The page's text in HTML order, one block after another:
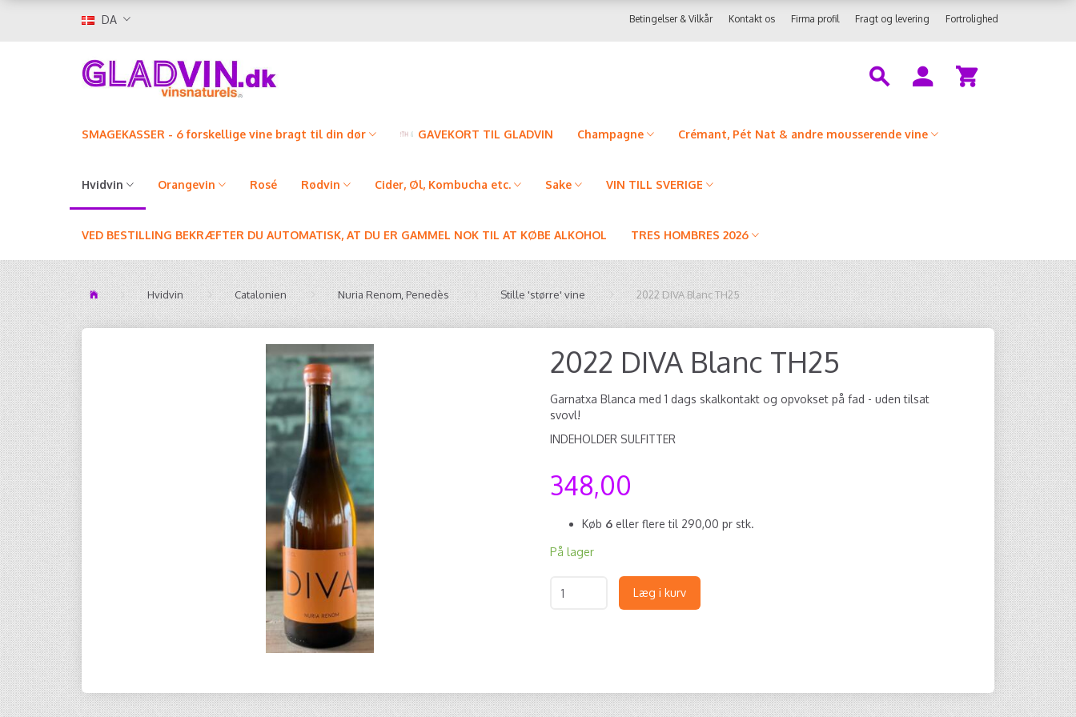
DA Fortrolighed
Fragt og levering
Firma profil
Kontakt os
Betingelser & Vilkår
SMAGEKASSER - 6 forskellige vine bragt til din dør GAVEKORT TIL GLADVIN Champagne Crémant, Pét Nat & andre mousserende vine
Hvidvin Orangevin Rosé Rødvin Cider, Øl, Kombucha etc. Sake VIN TILL SVERIGE
VED BESTILLING BEKRÆFTER DU AUTOMATISK, AT DU ER GAMMEL NOK TIL AT KØBE ALKOHOL TRES HOMBRES 2026
Hvidvin Catalonien Nuria Renom, Penedès Stille 'større' vine 2022 DIVA Blanc TH25
2022 DIVA Blanc TH25
Garnatxa Blanca med 1 dags skalkontakt og opvokset på fad - uden tilsat
svovl!
INDEHOLDER SULFITTER
348,00
Køb 6 eller flere til 290,00 pr stk.
På lager
Læg i kurv